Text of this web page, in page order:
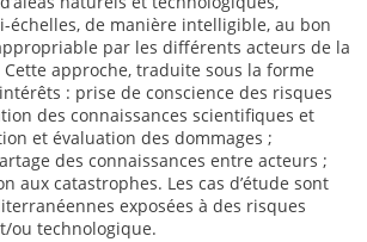
échelles, de manière intelligible, au bon
par les différents acteurs de la
approche, traduite sous la forme
: prise de conscience des risques
des connaissances scientifiques et
et évaluation des dommages ;
des connaissances entre acteurs ;
aux catastrophes. Les cas d’étude sont
exposées à des risques
ou technologique.